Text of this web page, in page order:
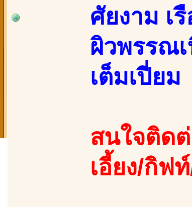
ศัยงาม เ
ผิวพรรณ
เต็มเปี่ยม
สนใจติด
เอี้ยง/กิฟ